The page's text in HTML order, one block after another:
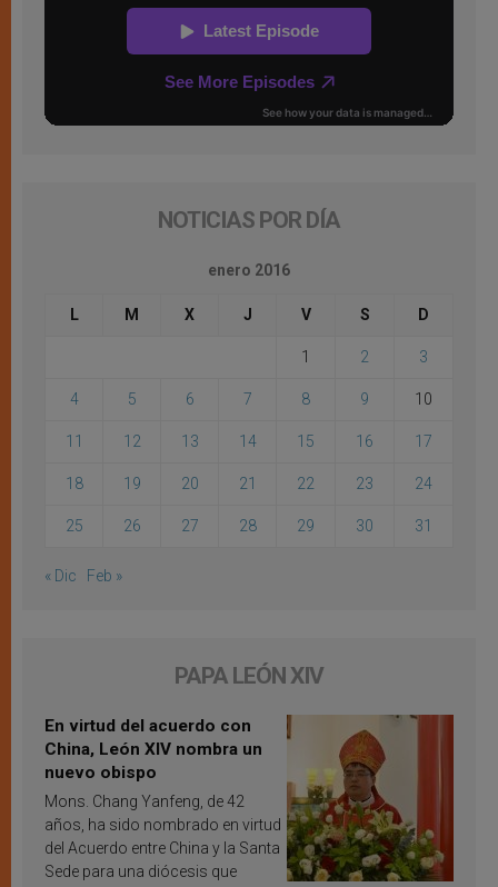
NOTICIAS POR DÍA
enero 2016
L M X J V S D
1 2 3
4 5 6 7 8 9 10
11 12 13 14 15 16 17
18 19 20 21 22 23 24
25 26 27 28 29 30 31
« Dic Feb »
PAPA LEÓN XIV
En virtud del acuerdo con
China, León XIV nombra un
nuevo obispo
Mons. Chang Yanfeng, de 42
años, ha sido nombrado en virtud
del Acuerdo entre China y la Santa
Sede para una diócesis que